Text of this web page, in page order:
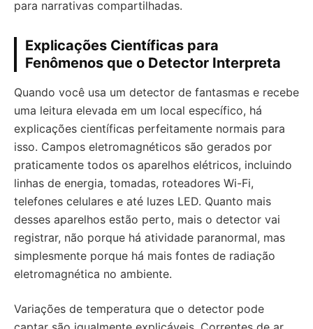
para narrativas compartilhadas.
Explicações Científicas para
Fenômenos que o Detector Interpreta
Quando você usa um detector de fantasmas e recebe
uma leitura elevada em um local específico, há
explicações científicas perfeitamente normais para
isso. Campos eletromagnéticos são gerados por
praticamente todos os aparelhos elétricos, incluindo
linhas de energia, tomadas, roteadores Wi-Fi,
telefones celulares e até luzes LED. Quanto mais
desses aparelhos estão perto, mais o detector vai
registrar, não porque há atividade paranormal, mas
simplesmente porque há mais fontes de radiação
eletromagnética no ambiente.
Variações de temperatura que o detector pode